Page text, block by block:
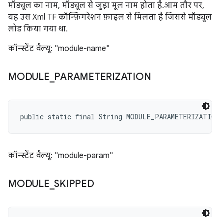
मॉड्यूल का नाम, मॉड्यूल से जुड़ा मूल नाम होता है. आम तौर पर,
यह उस Xml TF कॉन्फ़िगरेशन फ़ाइल से मिलता है जिससे मॉड्यूल
लोड किया गया था.
कॉन्स्टेंट वैल्यू: "module-name"
MODULE PARAMETERIZATION
public static final String MODULE_PARAMETERIZATION
कॉन्स्टेंट वैल्यू: "module-param"
MODULE _SKIPPED